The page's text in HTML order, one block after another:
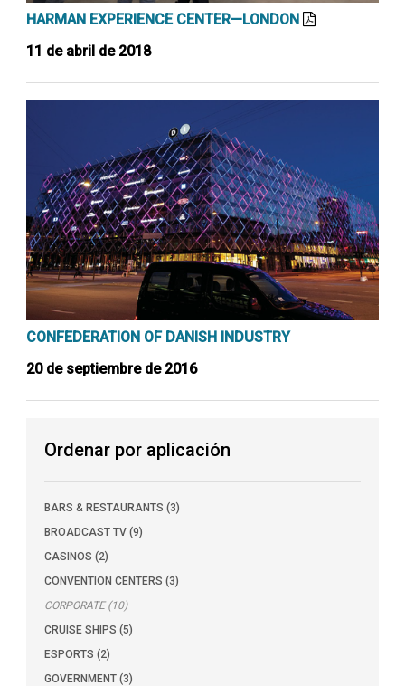
HARMAN EXPERIENCE CENTER—LONDON
11 de abril de 2018
CONFEDERATION OF DANISH INDUSTRY
20 de septiembre de 2016
Ordenar por aplicación
BARS & RESTAURANTS (3)
BROADCAST TV (9)
CASINOS (2)
CONVENTION CENTERS (3)
CORPORATE (10)
CRUISE SHIPS (5)
ESPORTS (2)
GOVERNMENT (3)